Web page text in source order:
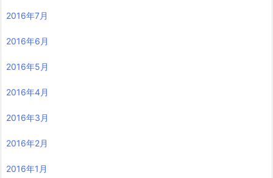
2016年7月
2016年6月
2016年5月
2016年4月
2016年3月
2016年2月
2016年1月